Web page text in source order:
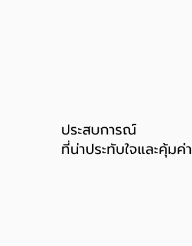
ประสบการณ์
ที่น่าประทับใจและคุ้มค่า